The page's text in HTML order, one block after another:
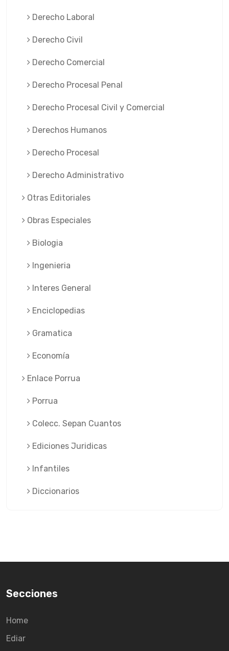
Derecho Laboral
Derecho Civil
Derecho Comercial
Derecho Procesal Penal
Derecho Procesal Civil y Comercial
Derechos Humanos
Derecho Procesal
Derecho Administrativo
Otras Editoriales
Obras Especiales
Biologia
Ingenieria
Interes General
Enciclopedias
Gramatica
Economía
Enlace Porrua
Porrua
Colecc. Sepan Cuantos
Ediciones Juridicas
Infantiles
Diccionarios
Secciones
Home
Ediar